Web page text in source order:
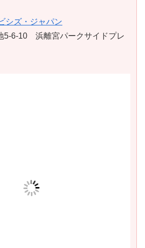
シズ・ジャパン
5-6-10 浜離宮パークサイドプレ